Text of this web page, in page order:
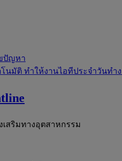
ปัญหา
โนมัติ ทำให้งานไอทีประจำวันทำ
สริมทางอุตสาหกรรม